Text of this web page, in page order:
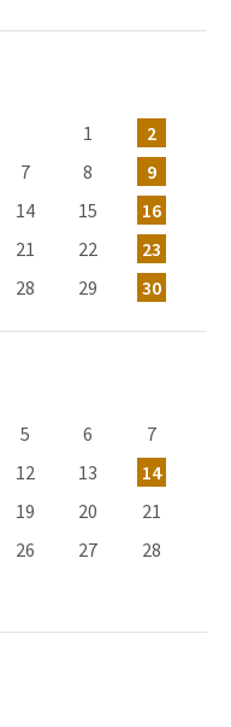
1
2
7 8
9
14 15
16
21 22
23
28 29 30
5 6
7
12 13
14
19 20
21
26 27
28